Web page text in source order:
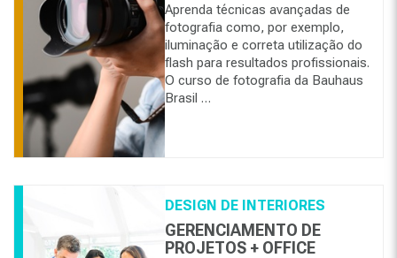
Aprenda técnicas avançadas de
fotografia como, por exemplo,
iluminação e correta utilização do
flash para resultados profissionais.
O curso de fotografia da Bauhaus
Brasil …
DESIGN DE INTERIORES
GERENCIAMENTO DE
PROJETOS + OFFICE